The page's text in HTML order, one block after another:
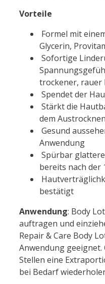
Vorteile
Formel mit
Glycerin, Pro
Sofortige
trockener, rauer
Spendet der
Stärkt die
dem Austrocknen
Gesund
Anwendung
Spürbar
bereits nach der
bestätigt
Anwendung: Body
auftragen und
Repair&Care Body
Anwendung geeignet.
Stellen eine
bei Bedarf